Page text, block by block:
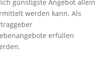
günstigste Angebot allein
werden kann. Als
erfüllen